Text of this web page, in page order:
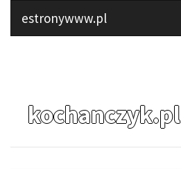
estronywww.pl
kochanczyk.pl